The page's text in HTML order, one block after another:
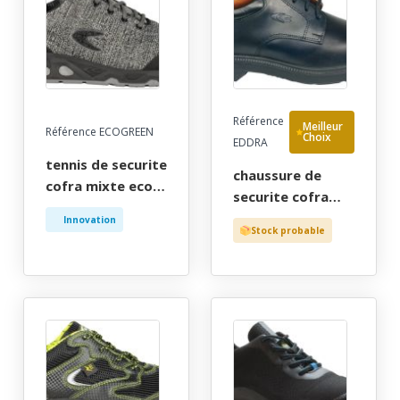
Référence ECOGREEN
tennis de securite
cofra mixte eco-
responsable gris,
ultra-respirante,
ce en iso 20345
s1p src - 35/48
Innovation
Référence
EDDRA
Meilleur
Choix
chaussure de
securite cofra
homme, noir, chr
manager, type
src - 39/46
Stock probable